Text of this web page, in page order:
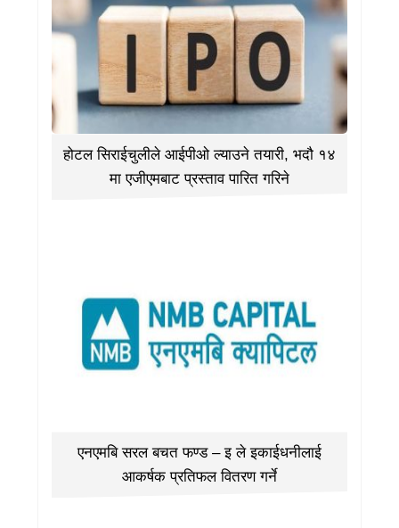
होटल सिराईचुलीले आईपीओ ल्याउने तयारी, भदौ १४
मा एजीएमबाट प्रस्ताव पारित गरिने
एनएमबि सरल बचत फण्ड – इ ले इकाईधनीलाई
आकर्षक प्रतिफल वितरण गर्ने